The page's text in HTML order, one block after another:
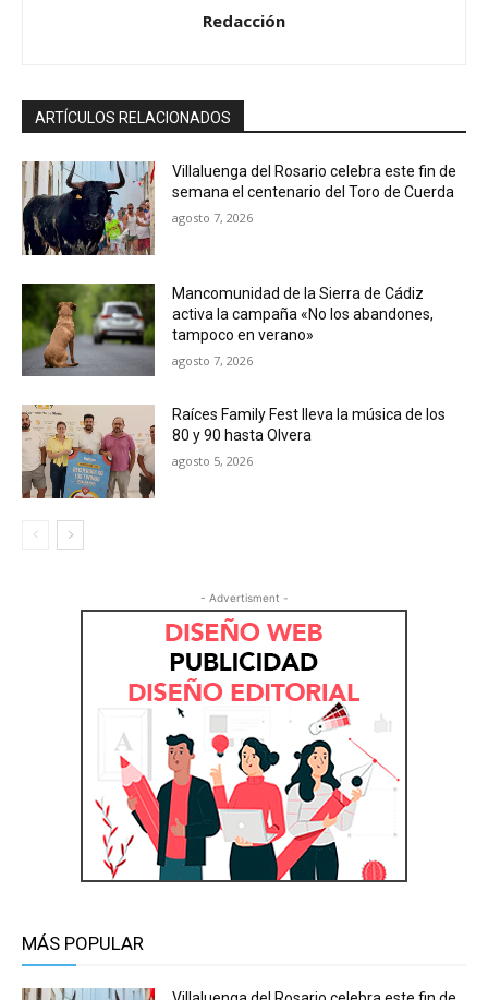
Redacción
ARTÍCULOS RELACIONADOS
Villaluenga del Rosario celebra este fin de
semana el centenario del Toro de Cuerda
agosto 7, 2026
Mancomunidad de la Sierra de Cádiz
activa la campaña «No los abandones,
tampoco en verano»
agosto 7, 2026
Raíces Family Fest lleva la música de los
80 y 90 hasta Olvera
agosto 5, 2026
- Advertisment -
MÁS POPULAR